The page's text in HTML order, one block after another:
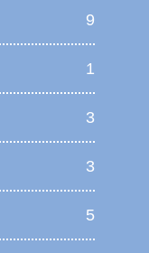
9
1
3
3
5